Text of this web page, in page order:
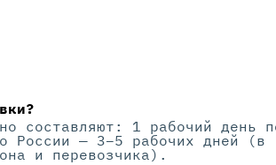
составляют: 1 рабочий день
России — 3–5 рабочих дней (в
и перевозчика).